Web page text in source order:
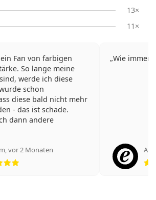
13×
11×
Fan von farbigen
So lange meine
werde ich diese
schon
diese bald nicht mehr
- das ist schade.
dann andere
,vor 2 Monaten
Wie immer